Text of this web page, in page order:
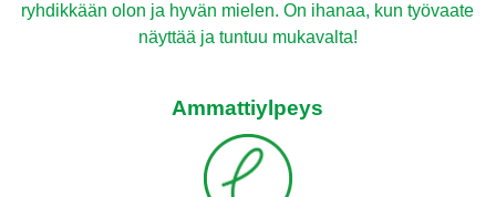
ryhdikkään olon ja hyvän mielen. On ihanaa, kun työvaate
näyttää ja tuntuu mukavalta!
Ammattiylpeys